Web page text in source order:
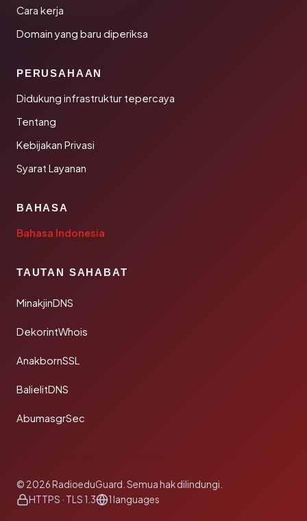
Cara kerja
Domain yang baru diperiksa
PERUSAHAAN
Didukung infrastruktur tepercaya
Tentang
Kebijakan Privasi
Syarat Layanan
BAHASA
Bahasa Indonesia
TAUTAN SAHABAT
MinakjinDNS
DekorintWhois
AnakbornSSL
BalielitDNS
AbumasgrSec
© 2026 RadioeduGuard. Semua hak dilindungi.
HTTPS · TLS 1.3
1 languages